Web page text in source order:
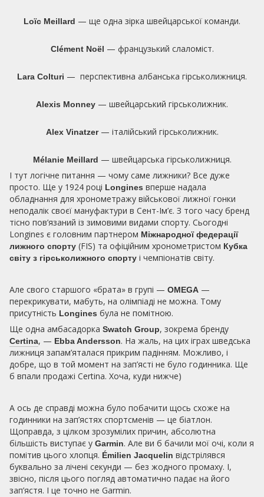
Loïc Meillard — ще одна зірка швейцарської команди.
Clément Noël — французький слаломіст.
Lara Colturi — перспективна албанська гірськолижниця.
Alexis Monney — швейцарський гірськолижник.
Alex Vinatzer — італійський гірськолижник.
Mélanie Meillard — швейцарська гірськолижниця.
І тут логічне питання — чому саме лижники? Все дуже
просто. Ще у 1924 році Longines вперше надала
обладнання для хронометражу військової лижної гонки
неподалік своєї мануфактури в Сент-Ім’є. З того часу бренд
тісно пов’язаний із зимовими видами спорту. Сьогодні
Longines є головним партнером Міжнародної федерації
лижного спорту (FIS) та офіційним хронометристом Кубка
світу з гірськолижного спорту і чемпіонатів світу.
Але свого старшого «брата» в групі — OMEGA —
перекрикувати, мабуть, на олімпіаді не можна. Тому
присутність Longines була не помітною.
Ще одна амбасадорка Swatch Group, зокрема бренду
Certina, — Ebba Andersson. На жаль, на цих іграх шведська
лижниця запам’яталася прикрим падінням. Можливо, і
добре, що в той момент на зап’ясті не було годинника. Ще
б впали продажі Certina. Хоча, куди нижче)
А ось де справді можна було побачити щось схоже на
годинники на зап’ястях спортсменів — це біатлон.
Щоправда, з цілком зрозумілих причин, абсолютна
більшість виступає у Garmin. Але ви б бачили мої очі, коли я
помітив цього хлопця. Émilien Jacquelin відстрілявся
буквально за лічені секунди — без жодного промаху. І,
звісно, після цього погляд автоматично падає на його
зап’ястя. І це точно не Garmin.